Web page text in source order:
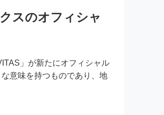
スのオフィシャ
」が新たにオフィシャル
意味を持つものであり、地